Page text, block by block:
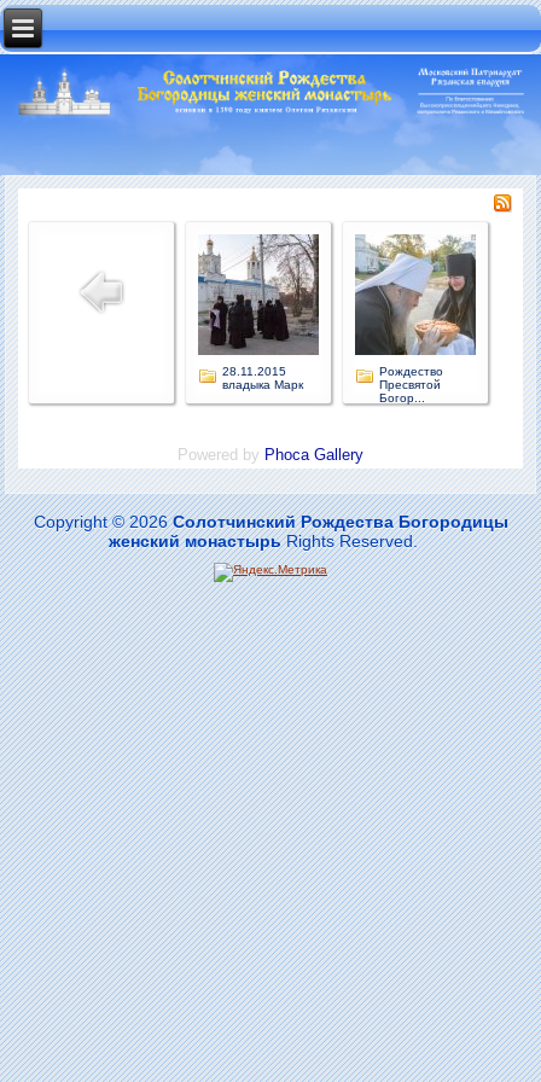
28.11.2015
владыка Марк
Рождество
Пресвятой
Богор...
Powered by Phoca Gallery
Copyright © 2026Солотчинский Рождества Богородицы
женский монастырьRights Reserved.